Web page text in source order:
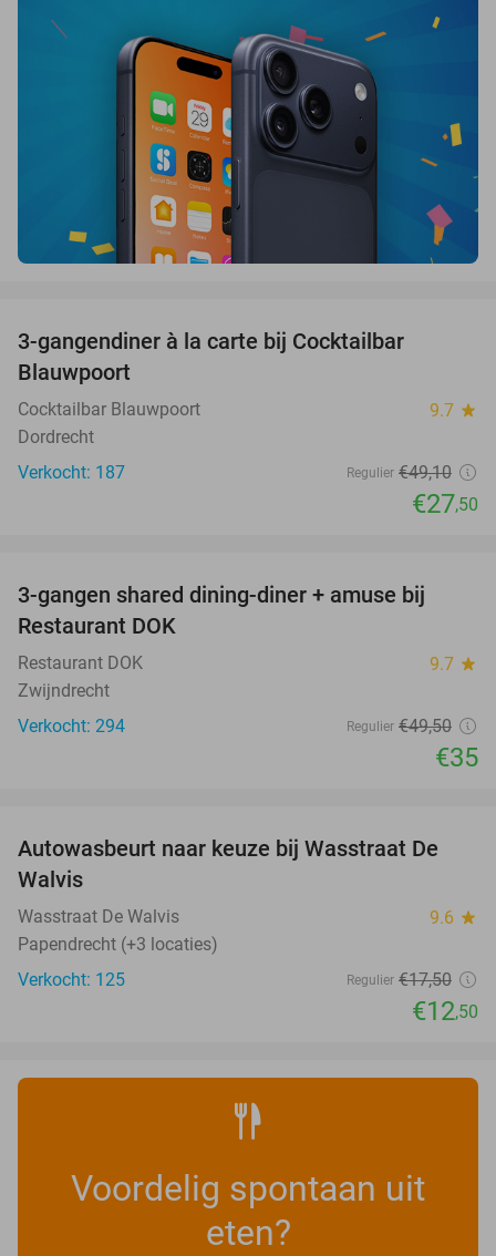
3-gangendiner à la carte bij Cocktailbar
Blauwpoort
Cocktailbar Blauwpoort 9.7 star
Dordrecht
Verkocht: 187
Regulier €49,10
€27,50
3-gangen shared dining-diner + amuse bij
Restaurant DOK
Restaurant DOK 9.7 star
Zwijndrecht
Verkocht: 294
Regulier €49,50
€35
29%
Autowasbeurt naar keuze bij Wasstraat De
Walvis
Wasstraat De Walvis 9.6 star
Papendrecht (+3 locaties)
Verkocht: 125
Regulier €17,50
€12,50
Voordelig spontaan uit
eten?